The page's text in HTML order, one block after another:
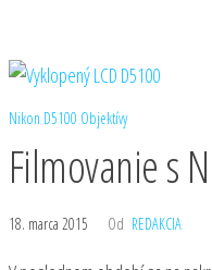
Nikon D5100 Objektívy
Filmovanie s
18. marca 2015 Od REDAKCIA